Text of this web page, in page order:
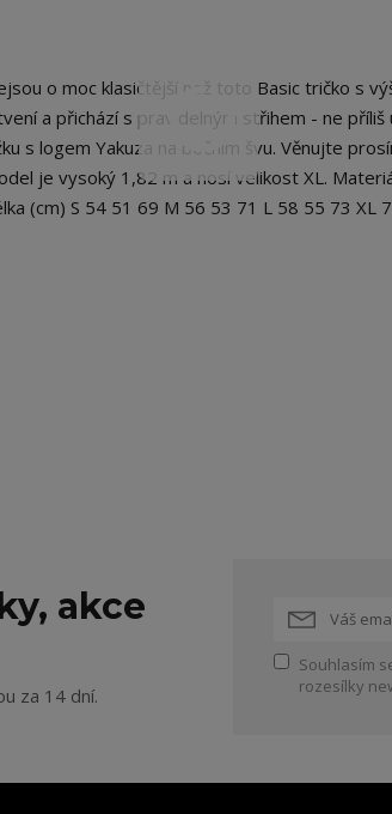
o moc klasičtější než toto Basic tričko s
a přichází s pravidelným střihem - ne příliš
s logem Yakuza na bočním švu. Věnujte
je vysoký 1,82 m a nosí velikost XL.
(cm) S 54 51 69 M 56 53 71 L 58 55 73 XL
akce
za 14 dní.
Souhlasím
rozesílky